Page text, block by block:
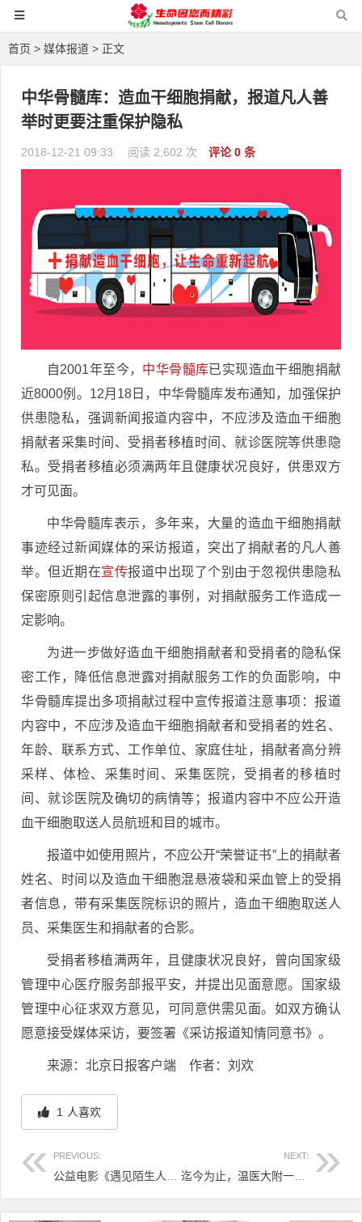
首页 > 媒体报道 > 正文
中华骨髓库：造血干细胞捐献，报道凡人善
举时更要注重保护隐私
2018-12-21 09:33 阅读 2,602 次 评论 0 条
自2001年至今， 中华骨髓库已实现造血干细胞捐献
近8000例。12月18日，中华骨髓库发布通知，加强保护
供患隐私，强调新闻报道内容中，不应涉及造血干细胞
捐献者采集时间、受捐者移植时间、就诊医院等供患隐
私。受捐者移植必须满两年且健康状况良好，供患双方
才可见面。
中华骨髓库表示，多年来，大量的造血干细胞捐献
事迹经过新闻媒体的采访报道，突出了捐献者的凡人善
举。但近期在宣传报道中出现了个别由于忽视供患隐私
保密原则引起信息泄露的事例，对捐献服务工作造成一
定影响。
为进一步做好造血干细胞捐献者和受捐者的隐私保
密工作，降低信息泄露对捐献服务工作的负面影响，中
华骨髓库提出多项捐献过程中宣传报道注意事项：报道
内容中，不应涉及造血干细胞捐献者和受捐者的姓名、
年龄、联系方式、工作单位、家庭住址，捐献者高分辨
采样、体检、采集时间、采集医院，受捐者的移植时
间、就诊医院及确切的病情等；报道内容中不应公开造
血干细胞取送人员航班和目的城市。
报道中如使用照片，不应公开“荣誉证书”上的捐献者
姓名、时间以及造血干细胞混悬液袋和采血管上的受捐
者信息，带有采集医院标识的照片，造血干细胞取送人
员、采集医生和捐献者的合影。
受捐者移植满两年，且健康状况良好，曾向国家级
管理中心医疗服务部报平安，并提出见面意愿。国家级
管理中心征求双方意见，可同意供需见面。如双方确认
愿意接受媒体采访，要签署《采访报道知情同意书》。
来源：北京日报客户端 作者：刘欢
1 人喜欢
PREVIOUS: NEXT:
文章导航